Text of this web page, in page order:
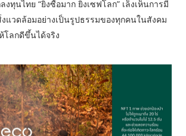
ทุนไทย “ยิ่งซื้อมาก ยิ่งเซฟโลก” เล็งเห็นการมี
วดล้อมอย่างเป็นรูปธรรมของทุกคนในสังคม
โลกดีขึ้นได้จริง